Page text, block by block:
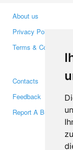
About us
Privacy Policy
Terms & Conditions
Contacts
Feedback
Report A Bug